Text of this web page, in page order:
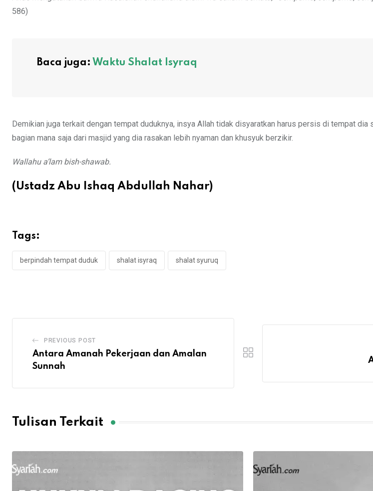
586)
Baca juga: Waktu Shalat Isyraq
Demikian juga terkait dengan tempat duduknya, insya Allah tidak disyaratkan harus persis di tempat dia
bagian mana saja dari masjid yang dia rasakan lebih nyaman dan khusyuk berzikir.
Wallahu a’lam bish-shawab.
(Ustadz Abu Ishaq Abdullah Nahar)
Tags:
berpindah tempat duduk shalat isyraq shalat syuruq
PREVIOUS POST
Antara Amanah Pekerjaan dan Amalan
Sunnah
Tulisan Terkait